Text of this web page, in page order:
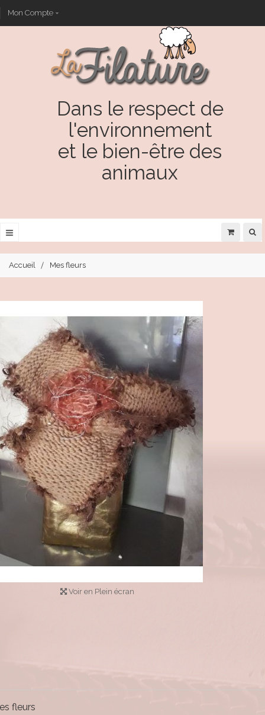
Mon Compte
Dans le respect de
l'environnement
et le bien-être des
animaux
Accueil Mes fleurs
Voir en Plein écran
fleurs